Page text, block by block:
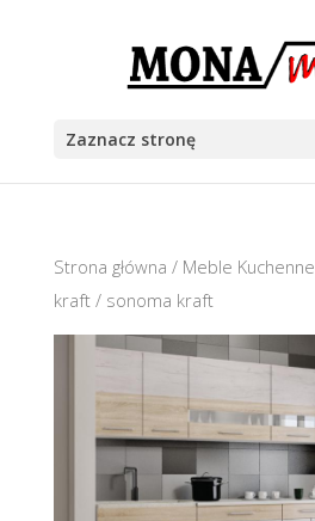
Zaznacz stronę
Strona główna / Meble Kuchenne
kraft/ sonoma kraft